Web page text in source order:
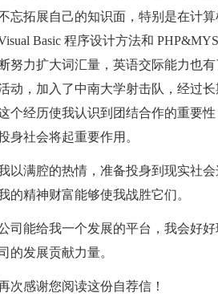
忘拓展自己的知识面，特别是在计
Basic 程序设计方法和
努力扩大词汇量，英语交际能力也
动，加入了中南大学射击队，经过
个经历使我认识到团结合作的重要
身社会将起重要作用。
以满腔的热情，准备投身到现实社
的精神财富能够使我战胜它们。
司能给我一个发展的平台，我会好
的发展贡献力量。
次感谢您阅读这份自荐信！